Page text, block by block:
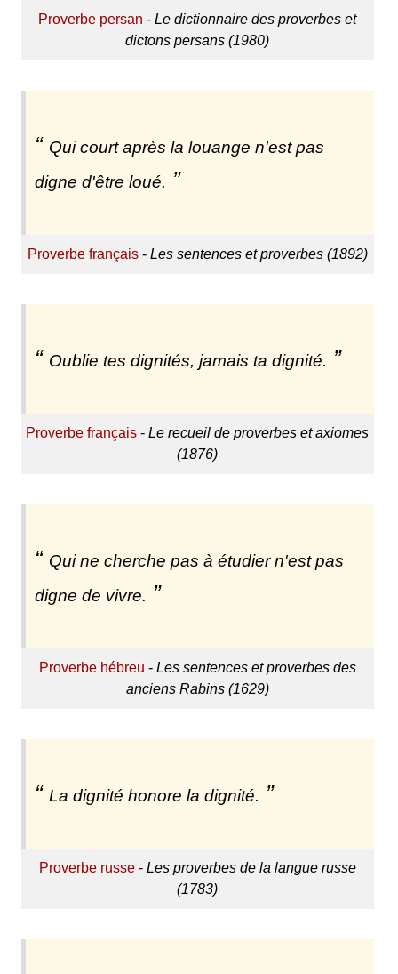
Proverbe persan -Le dictionnaire des proverbes et
dictons persans (1980)
Qui court après la louange n'est pas
digne d'être loué.
Proverbe français- Les sentences et proverbes (1892)
Oublie tes dignités, jamais ta dignité.
Proverbe français -Le recueil de proverbes et axiomes
(1876)
Qui ne cherche pas à étudier n'est pas
digne de vivre.
Proverbe hébreu - Les sentences et proverbes des
anciens Rabins (1629)
La dignité honore la dignité.
Proverbe russe- Les proverbes de la langue russe
(1783)